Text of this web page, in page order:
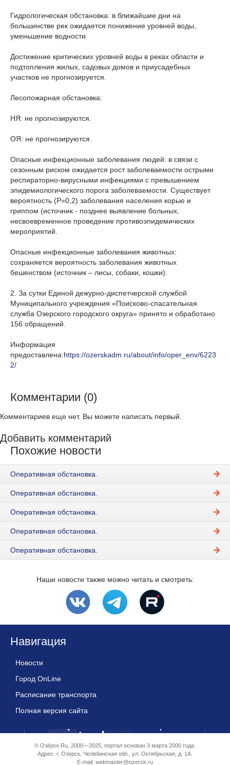
Гидрологическая обстановка: в ближайшие дни на
большинстве рек ожидается понижение уровней воды,
уменьшение водности.
Достижение критических уровней воды в реках области и
подтопления жилых, садовых домов и приусадебных
участков не прогнозируется.
Лесопожарная обстановка:
НЯ: не прогнозируются.
ОЯ: не прогнозируются.
Опасные инфекционные заболевания людей: в связи с
сезонным риском ожидается рост заболеваемости острыми
респираторно-вирусными инфекциями с превышением
эпидемиологического порога заболеваемости. Существует
вероятность (Р=0,2) заболевания населения корью и
гриппом (источник - позднее выявление больных,
несвоевременное проведение противоэпидемических
мероприятий.
Опасные инфекционные заболевания животных:
сохраняется вероятность заболевания животных
бешенством (источник – лисы, собаки, кошки).
2. За сутки Единой дежурно-диспетчерской службой
Муниципального учреждения «Поисково-спасательная
служба Озерского городского округа» принято и обработано
156 обращений.
Информация
предоставлена:https://ozerskadm.ru/about/info/oper_env/6223
2/
Комментарии (0)
Комментариев еще нет. Вы можете написать первый.
Добавить комментарий
Похожие новости
Оперативная обстановка.
Оперативная обстановка.
Оперативная обстановка.
Оперативная обстановка.
Оперативная обстановка.
Наши новости также можно читать и смотреть:
Навигация
Новости
Город OnLine
Расписание транспорта
Полная версия сайта
© Озёрск.Ru, 2000—2025, портал основан 3 марта 2000 года.
Адрес: г. Озерск, Челябинская обл., ул. Октябрьская, д. 1А.
E-mail: webmaster@ozersk.ru